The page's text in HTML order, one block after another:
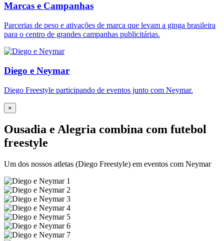
Marcas e Campanhas
Parcerias de peso e ativações de marca que levam a ginga brasileira
para o centro de grandes campanhas publicitárias.
Diego e Neymar
Diego Freestyle participando de eventos junto com Neymar.
×
Ousadia e Alegria combina com futebol
freestyle
Um dos nossos atletas (Diego Freestyle) em eventos com Neymar